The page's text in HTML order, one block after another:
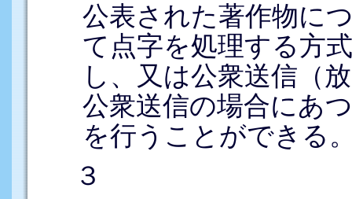
公表された著作物に
て点字を処理する方
し、又は公衆送信（
公衆送信の場合にあ
を行うことができる
３